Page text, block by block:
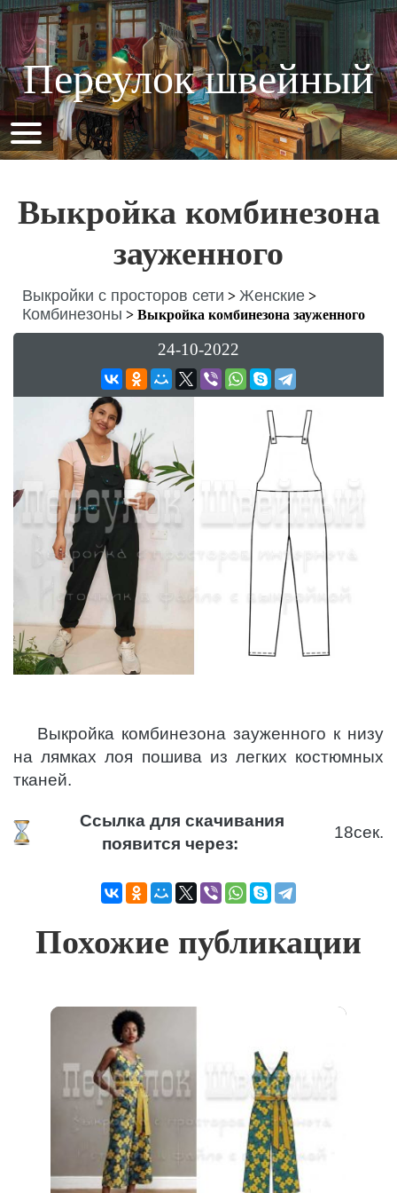
Переулок швейный
Выкройка комбинезона
зауженного
Выкройки с просторов сети > Женские >
Комбинезоны > Выкройка комбинезона зауженного
24-10-2022
Выкройка комбинезона зауженного к низу
на лямках лоя пошива из легких костюмных
тканей.
Ссылка для скачивания
появится через:
18сек.
Похожие публикации